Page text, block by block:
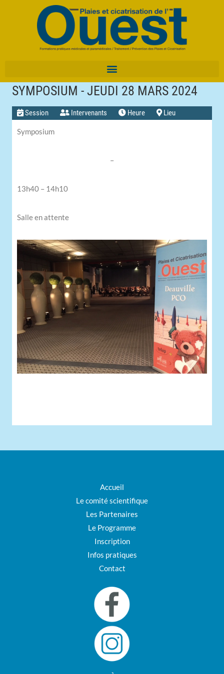
SYMPOSIUM - JEUDI 28 MARS 2024
Session Intervenants Heure Lieu
Symposium
–
13h40 – 14h10
Salle en attente
Accueil
Le comité scientifique
Les Partenaires
Le Programme
Inscription
Infos pratiques
Contact